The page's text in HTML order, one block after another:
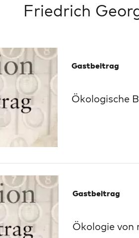
Friedrich
Gastbeitrag
Ökologische
Gastbeitrag
Ökologie von